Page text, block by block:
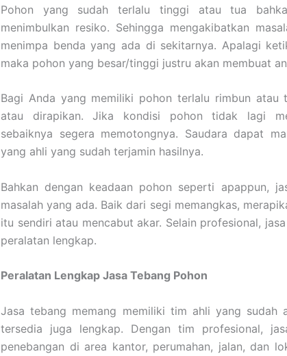
Pohon yang sudah terlalu tinggi atau tua
menimbulkan resiko. Sehingga mengakibatkan
menimpa benda yang ada di sekitarnya. Apalagi
maka pohon yang besar/tinggi justru akan membuat
Bagi Anda yang memiliki pohon terlalu rimbun atau
atau dirapikan. Jika kondisi pohon tidak lagi
sebaiknya segera memotongnya. Saudara dapat
yang ahli yang sudah terjamin hasilnya.
Bahkan dengan keadaan pohon seperti apappun,
masalah yang ada. Baik dari segi memangkas,
itu sendiri atau mencabut akar. Selain profesional,
peralatan lengkap.
Peralatan Lengkap Jasa Tebang Pohon
Jasa tebang memang memiliki tim ahli yang sudah
tersedia juga lengkap. Dengan tim profesional,
penebangan di area kantor, perumahan, jalan, dan